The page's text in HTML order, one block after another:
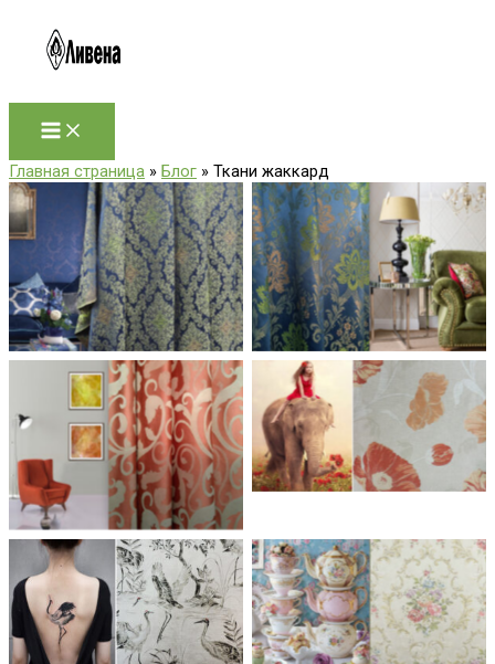
содержимому
Главная страница » Блог » Ткани жаккард